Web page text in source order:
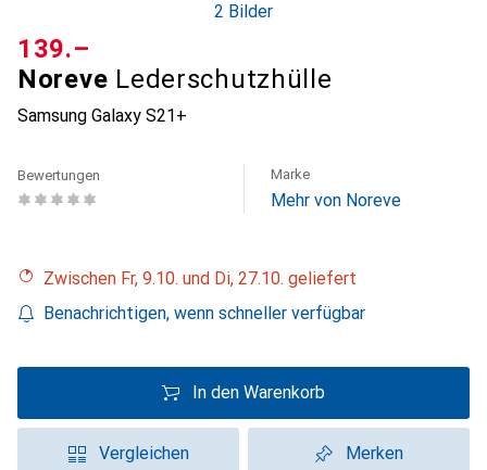
2 Bilder
Noreve Lederschutzhülle
Samsung Galaxy S21+
CHF
139.–
Bewertungen Marke
Mehr von Noreve
Zwischen Fr, 9.10. und Di, 27.10. geliefert
Benachrichtigen, wenn schneller verfügbar
In den Warenkorb
Vergleichen Merken